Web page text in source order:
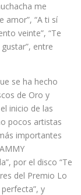
me
amor”, “A ti sí
veinte”, “Te
gustar”, entre
se ha hecho
de Oro y
inicio de las
pocos artistas
importantes
por el disco “Te
del Premio Lo
y